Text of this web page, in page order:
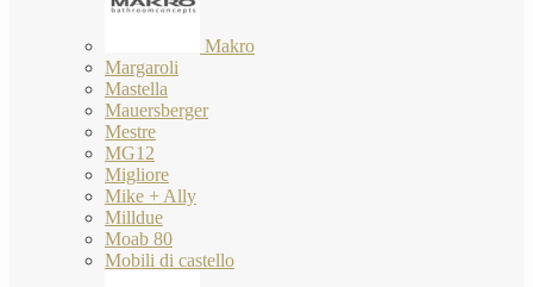
Makro
Margaroli
Mastella
Mauersberger
Mestre
MG12
Migliore
Mike + Ally
Milldue
Moab 80
Mobili di castello